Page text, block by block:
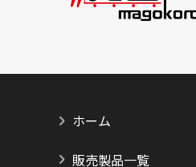
ホーム
販売製品一覧